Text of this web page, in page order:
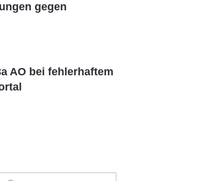
gegen
AO bei fehlerhaftem